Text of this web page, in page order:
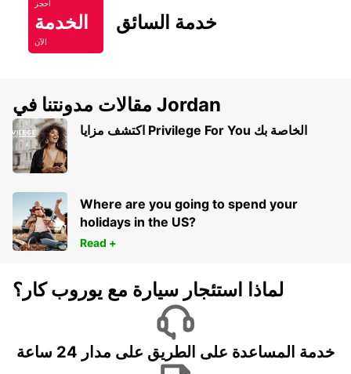
احجز
الخدمة
الآن
خدمة السائق
مقالات مدونتنا في Jordan
اكتشف مزايا Privilege For You الخاصة بك
Where are you going to spend your
holidays in the US?
Read +
لماذا استئجار سيارة مع يوروب كار؟
خدمة المساعدة على الطريق على مدار 24 ساعة